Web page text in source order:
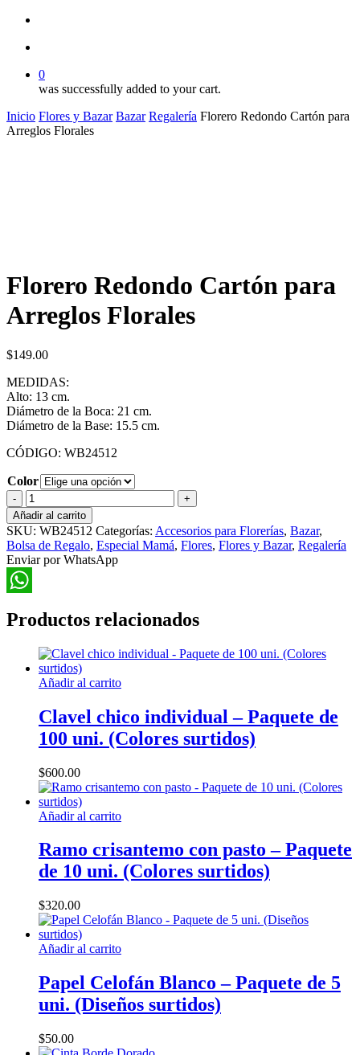
0
was successfully added to your cart.
Inicio Flores y Bazar Bazar Regalería Florero Redondo Cartón para
Arreglos Florales
Florero Redondo Cartón para
Arreglos Florales
$149.00
MEDIDAS:
Alto: 13 cm.
Diámetro de la Boca: 21 cm.
Diámetro de la Base: 15.5 cm.
CÓDIGO: WB24512
Color
Florero
Redondo
Cartón
para
Arreglos
Florales
cantidad
Añadir al carrito
SKU: WB24512 Categorías: Accesorios para Florerías, Bazar,
Bolsa de Regalo, Especial Mamá, Flores, Flores y Bazar, Regalería
Enviar por WhatsApp
Productos relacionados
Añadir al carrito
Clavel chico individual – Paquete de
100 uni. (Colores surtidos)
$600.00
Añadir al carrito
Ramo crisantemo con pasto – Paquete
de 10 uni. (Colores surtidos)
$320.00
Añadir al carrito
Papel Celofán Blanco – Paquete de 5
uni. (Diseños surtidos)
$50.00